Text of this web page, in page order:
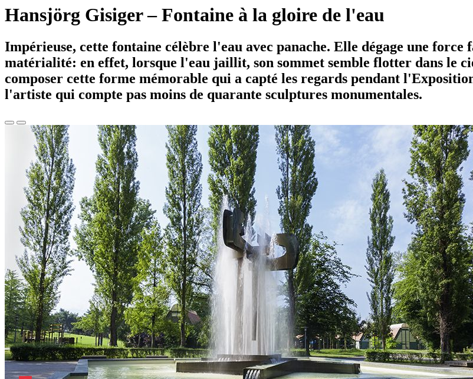
Hansjörg Gisiger – Fontaine à la gloire de l'eau
Impérieuse, cette fontaine célèbre l'eau avec panache. Elle dégage une
matérialité: en effet, lorsque l'eau jaillit, son sommet semble flotter dans le
composer cette forme mémorable qui a capté les regards pendant
l'artiste qui compte pas moins de quarante sculptures monumentales.